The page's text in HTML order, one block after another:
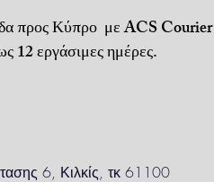
προς Κύπρο με ACS Courier
εργάσιμες ημέρες.
6, Κιλκίς, τκ 61100